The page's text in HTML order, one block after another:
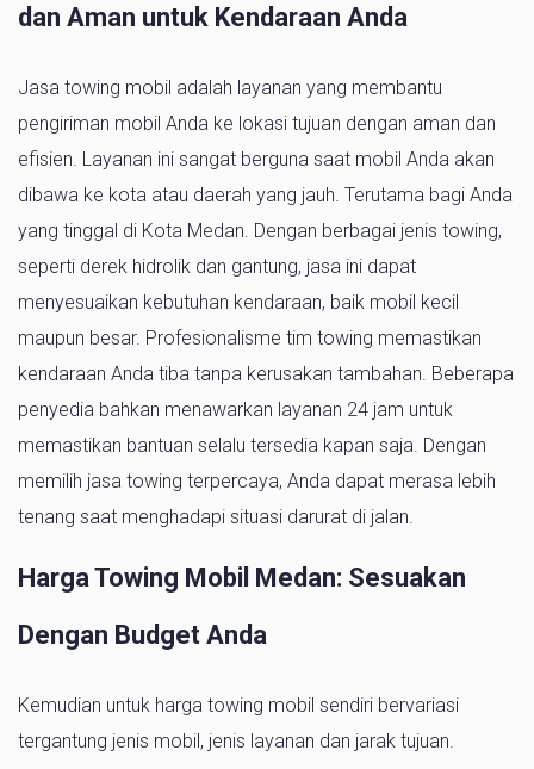
dan Aman untuk Kendaraan Anda
Jasa towing mobil adalah layanan yang membantu
pengiriman mobil Anda ke lokasi tujuan dengan aman dan
efisien. Layanan ini sangat berguna saat mobil Anda akan
dibawa ke kota atau daerah yang jauh. Terutama bagi Anda
yang tinggal di Kota Medan. Dengan berbagai jenis towing,
seperti derek hidrolik dan gantung, jasa ini dapat
menyesuaikan kebutuhan kendaraan, baik mobil kecil
maupun besar. Profesionalisme tim towing memastikan
kendaraan Anda tiba tanpa kerusakan tambahan. Beberapa
penyedia bahkan menawarkan layanan 24 jam untuk
memastikan bantuan selalu tersedia kapan saja. Dengan
memilih jasa towing terpercaya, Anda dapat merasa lebih
tenang saat menghadapi situasi darurat di jalan.
Harga Towing Mobil Medan: Sesuakan
Dengan Budget Anda
Kemudian untuk harga towing mobil sendiri bervariasi
tergantung jenis mobil, jenis layanan dan jarak tujuan.